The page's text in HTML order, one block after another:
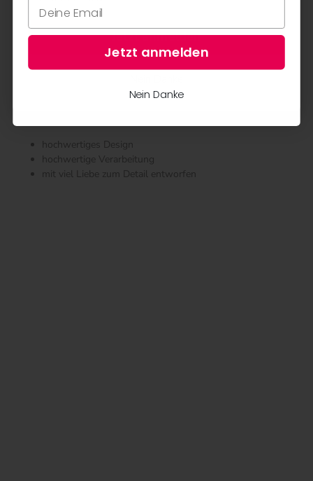
nicht bleichen
nicht heiß bügeln
hochwertiges Design
hochwertige Verarbeitung
mit viel Liebe zum Detail entworfen
Jetzt anmelden
Jetzt anmelden
Nein Danke